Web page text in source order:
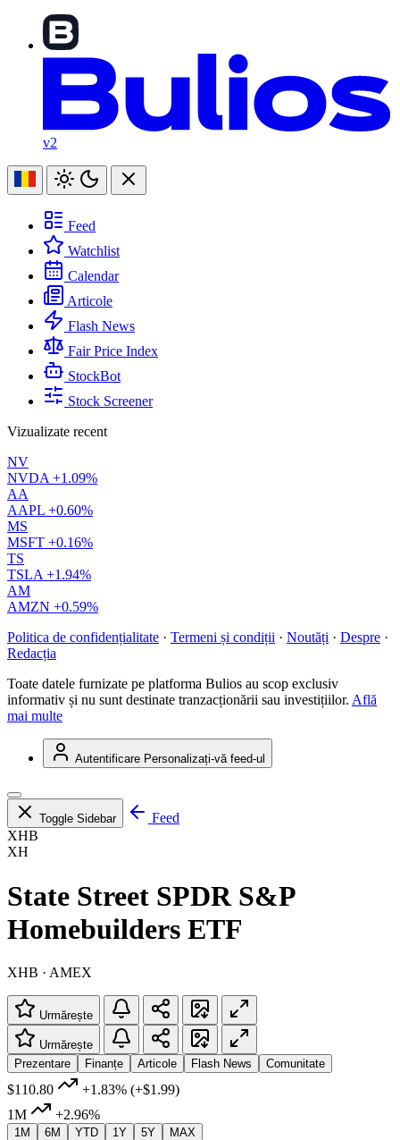
v2
Feed
Watchlist
Calendar
Articole
Flash News
Fair Price Index
StockBot
Stock Screener
Vizualizate recent
NV
NVDA +1.09%
AA
AAPL +0.60%
MS
MSFT +0.16%
TS
TSLA +1.94%
AM
AMZN +0.59%
Politica de confidențialitate · Termeni și condiții · Noutăți · Despre ·
Redacția
Toate datele furnizate pe platforma Bulios au scop exclusiv
informativ și nu sunt destinate tranzacționării sau investițiilor. Află
mai multe
Autentificare Personalizați-vă feed-ul
Toggle Sidebar
Feed
XHB
XH
State Street SPDR S&P
Homebuilders ETF
XHB · AMEX
Urmărește
Urmărește
Prezentare
Finanțe Articole Flash News Comunitate
$110.80 +1.83% (+$1.99)
1M
+2.96%
1M 6M YTD 1Y 5Y MAX